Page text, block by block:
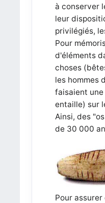
à conserver
leur
privilégiés,
Pour
d'éléments
choses
les hommes
faisaient
entaille) sur
Ainsi, des
de 30 000
Pour